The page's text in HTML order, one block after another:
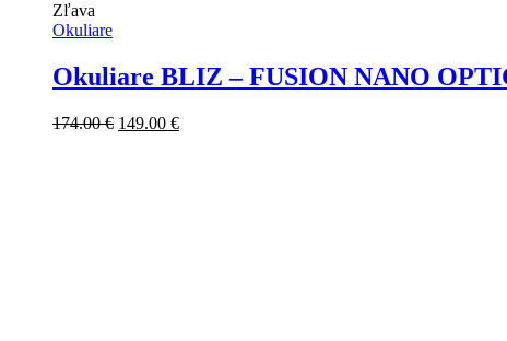
Zľava
Okuliare
Okuliare BLIZ – FUSION NANO
174.00€ Pôvodná
149.00 €Aktuálna